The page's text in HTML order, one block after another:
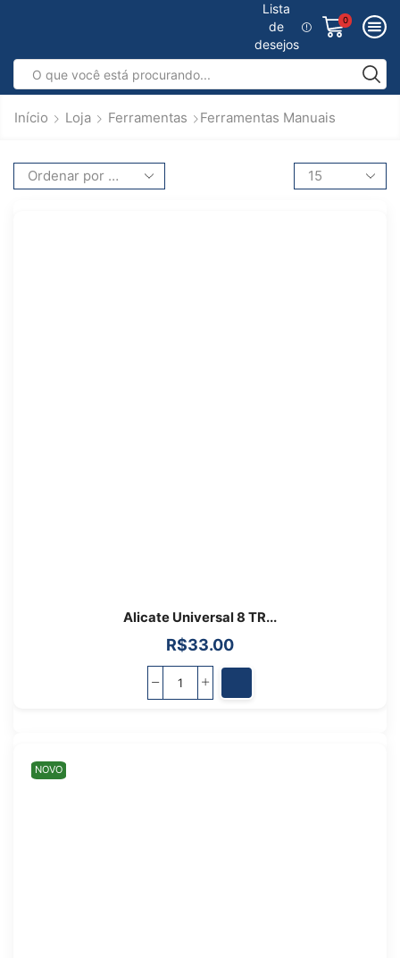
Lista
de
desejos
0
Início Loja Ferramentas Ferramentas Manuais
Alicate Universal 8 TR...
R$33.00
NOVO